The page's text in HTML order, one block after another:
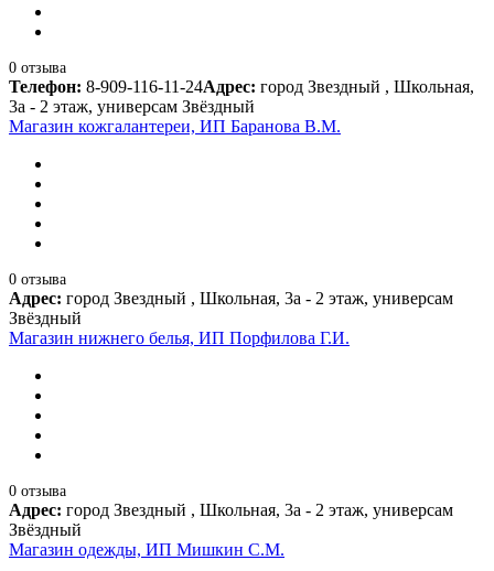
0 отзыва
Телефон: 8-909-116-11-24Адрес: город Звездный , Школьная,
3а - 2 этаж, универсам Звёздный
Магазин кожгалантереи, ИП Баранова В.М.
0 отзыва
Адрес: город Звездный , Школьная, 3а - 2 этаж, универсам
Звёздный
Магазин нижнего белья, ИП Порфилова Г.И.
0 отзыва
Адрес: город Звездный , Школьная, 3а - 2 этаж, универсам
Звёздный
Магазин одежды, ИП Мишкин С.М.